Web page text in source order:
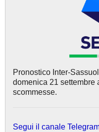
Pronostico Inter-
domenica 21 settembre
scommesse.
Segui il canale